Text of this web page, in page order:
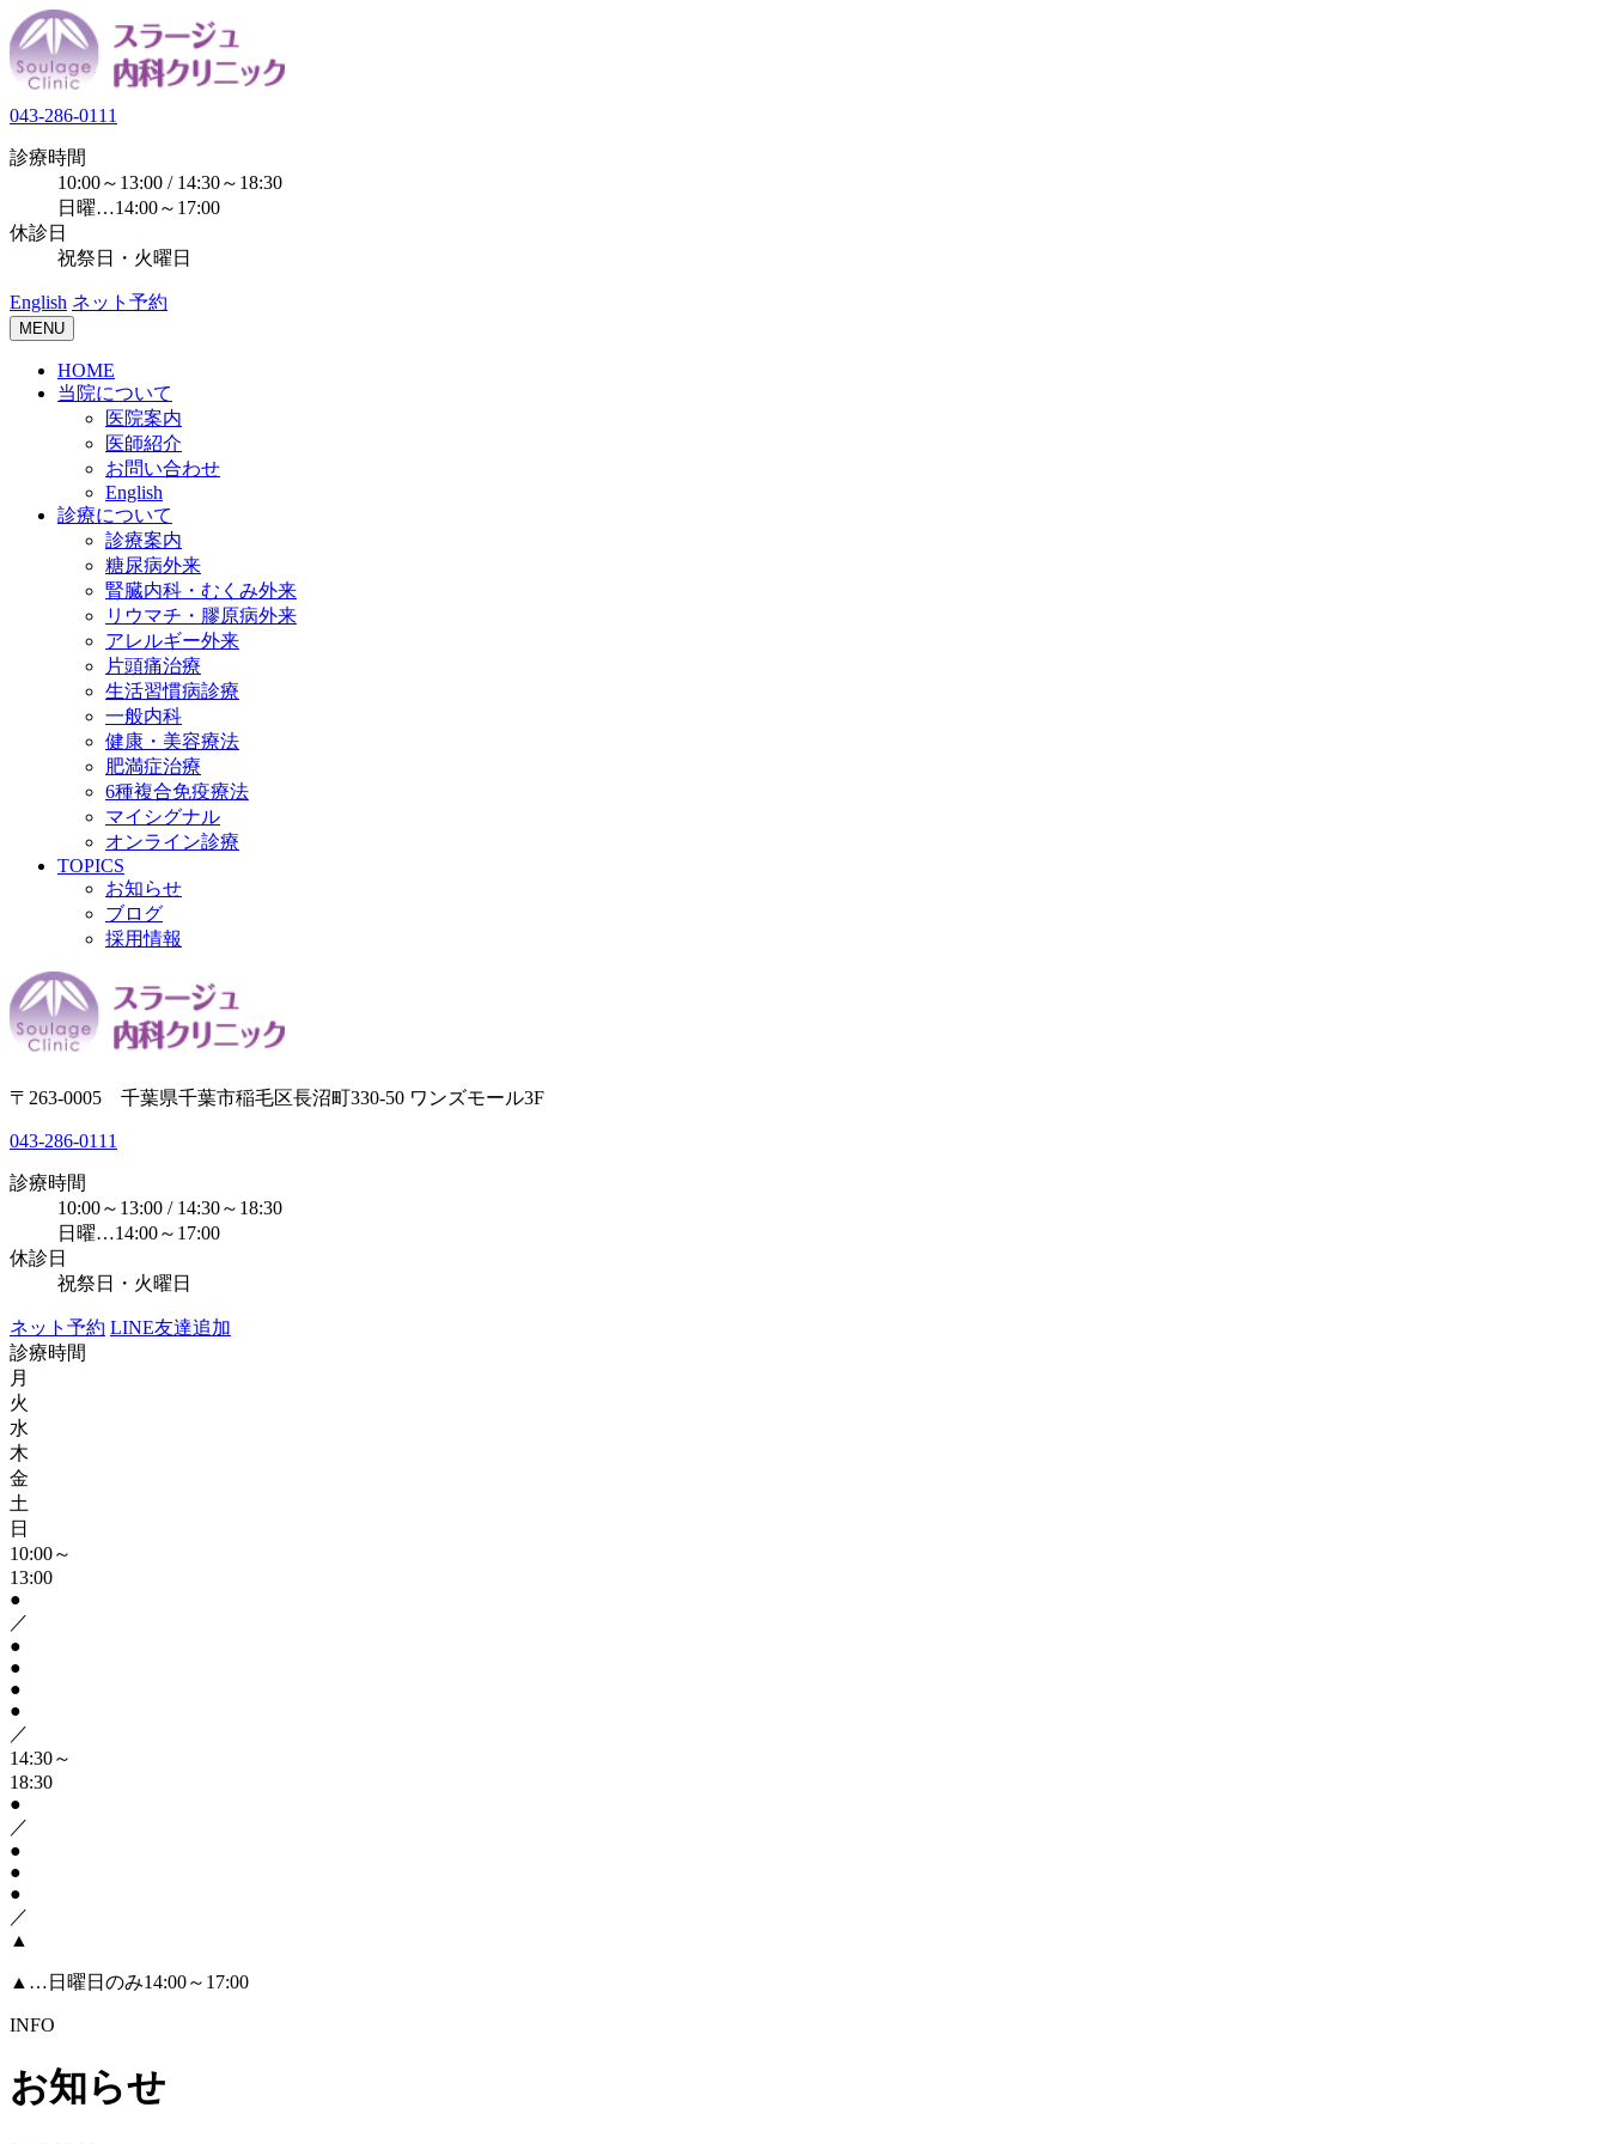
043-286-0111
診療時間
10:00～13:00 / 14:30～18:30
日曜…14:00～17:00
休診日
祝祭日・火曜日
English ネット予約
MENU
HOME
当院について
医院案内
医師紹介
お問い合わせ
English
診療について
診療案内
糖尿病外来
腎臓内科・むくみ外来
リウマチ・膠原病外来
アレルギー外来
片頭痛治療
生活習慣病診療
一般内科
健康・美容療法
肥満症治療
6種複合免疫療法
マイシグナル
オンライン診療
TOPICS
お知らせ
ブログ
採用情報
〒263-0005 千葉県千葉市稲毛区長沼町330-50 ワンズモール3F
043-286-0111
診療時間
10:00～13:00 / 14:30～18:30
日曜…14:00～17:00
休診日
祝祭日・火曜日
ネット予約 LINE友達追加
診療時間
月
火
水
木
金
土
日
10:00～
13:00
●
／
●
●
●
●
／
14:30～
18:30
●
／
●
●
●
／
▲
▲ …日曜日のみ14:00～17:00
INFO
お知らせ